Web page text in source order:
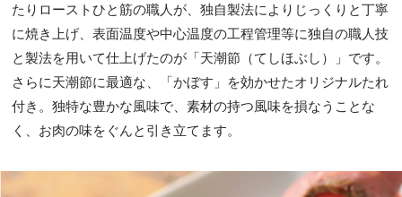
たりローストひと筋の職人が、独自製法によりじっくりと丁寧
に焼き上げ、表面温度や中心温度の工程管理等に独自の職人技
と製法を用いて仕上げたのが「天潮節（てしほぶし）」です。
さらに天潮節に最適な、「かぼす」を効かせたオリジナルたれ
付き。独特な豊かな風味で、素材の持つ風味を損なうことな
く、お肉の味をぐんと引き立てます。